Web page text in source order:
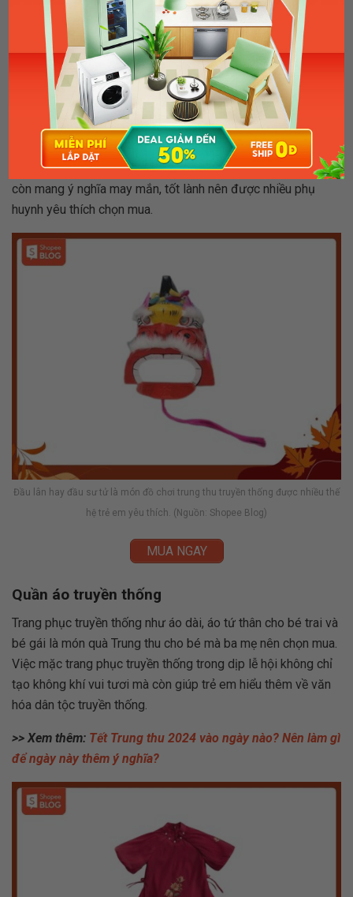
MUA NGAY
Đầu lân, đầu sư tử
Đầu lân hay đầu sư tử là món đồ chơi trung thu truyền thống
được nhiều thế hệ trẻ em yêu thích. Món đồ chơi này giúp trẻ
tham gia các tiết mục múa lân vui nhộn, trở thành đội rước
đèn Trung thu đáng yêu. Không chỉ thế, đồ chơi đầu sư tử
còn mang ý nghĩa may mắn, tốt lành nên được nhiều phụ
huynh yêu thích chọn mua.
Đầu lân hay đầu sư tử là món đồ chơi trung thu truyền thống được nhiều thế
hệ trẻ em yêu thích. (Nguồn: Shopee Blog)
MUA NGAY
Quần áo truyền thống
Trang phục truyền thống như áo dài, áo tứ thân cho bé trai và
bé gái là món quà Trung thu cho bé mà ba mẹ nên chọn mua.
Việc mặc trang phục truyền thống trong dịp lễ hội không chỉ
tạo không khí vui tươi mà còn giúp trẻ em hiểu thêm về văn
hóa dân tộc truyền thống.
>> Xem thêm: Tết Trung thu 2024 vào ngày nào? Nên làm gì
để ngày này thêm ý nghĩa?